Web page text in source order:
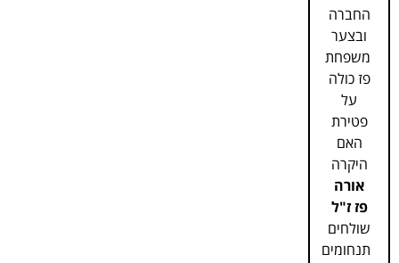
החברה
ובצער
משפחת
פז כולה
על
פטירת
האם
היקרה
אורה
פז ז"ל
שולחים
תנחומים